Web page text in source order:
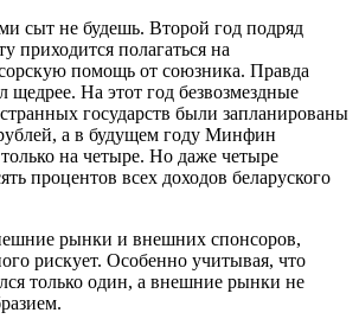
сыт не будешь. Второй год подряд
приходится полагаться на
помощь от союзника. Правда
На этот год безвозмездные
государств были запланированы
а в будущем году Минфин
на четыре. Но даже четыре
процентов всех доходов беларуского
рынки и внешних спонсоров,
рискует. Особенно учитывая, что
только один, а внешние рынки не